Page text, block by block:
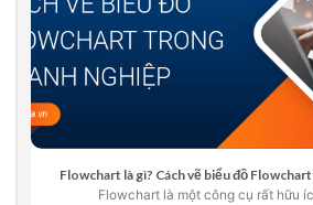
Flowchart là gì? Cách vẽ biểu đồ
Flowchart là một công cụ rất hữu